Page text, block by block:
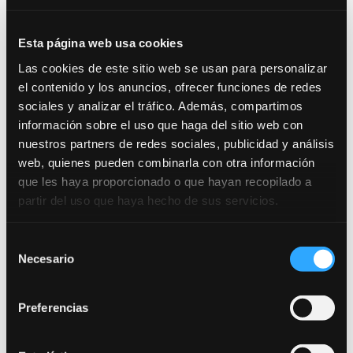
Esta página web usa cookies
Las cookies de este sitio web se usan para personalizar
el contenido y los anuncios, ofrecer funciones de redes
sociales y analizar el tráfico. Además, compartimos
información sobre el uso que haga del sitio web con
nuestros partners de redes sociales, publicidad y análisis
web, quienes pueden combinarla con otra información
que les haya proporcionado o que hayan recopilado a
partir del uso que haya hecho de sus servicios.
Necesario
Preferencias
La Administración del Estado en el
exterior.
La organización territorial del
Estado: Las Comunidades
Autónomas. Los Estatutos de
Autonomía. La delimitación de
competencias entre el Estado y las
Comunidades Autónomas en la
Constitución y en los Estatutos de
Europeo, la Comisión, el Tribunal de